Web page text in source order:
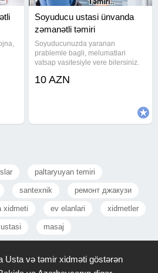
Soyuducu ustasi ünvanda
zəmanətli təmiri
Soyuducunuzda yaranan
prablemle bagli, melumatlari
vatsap vasitesiyle vere bilersiniz.
butun soyuducularin temirine
10 AZN
paltaryuyan temiri
santexnik ремонт джакузи
xidmeti ev elanlari xidmetler
masaj
Usta və təmir xidməti göstərən